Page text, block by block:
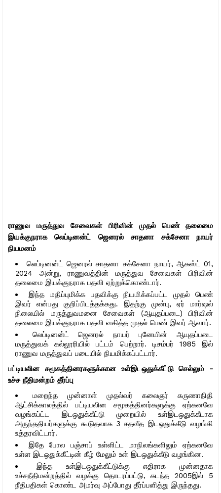
ராணுவ மருத்துவ சேவைகள் பிரிவின் முதல் பெண் தலைமை
இயக்குநராக லெப்டினன்ட் ஜெனரல் சாதனா சக்சேனா நாயர்
நியமனம்
லெப்டினன்ட் ஜெனரல் சாதனா சக்சேனா நாயர், ஆகஸ்ட் 01,
2024 அன்று, ராணுவத்தின் மருத்துவ சேவைகள் பிரிவின்
தலைமை இயக்குநராக பதவி ஏற்றுக்கொண்டார்.
இந்த மதிப்புமிக்க பதவிக்கு நியமிக்கப்பட்ட முதல் பெண்
இவர் என்பது குறிப்பிடத்தக்கது. இதற்கு முன்பு, ஏர் மார்ஷல்
நிலையில் மருத்துவமனை சேவைகள் (ஆயுதப்படை) பிரிவின்
தலைமை இயக்குநராக பதவி வகித்த முதல் பெண் இவர் ஆவார்.
லெப்டினன்ட் ஜெனரல் நாயர் புனேயின் ஆயுதப்படை
மருத்துவக் கல்லூரியில் பட்டம் பெற்றார். டிசம்பர் 1985 இல்
ராணுவ மருத்துவப் படையில் நியமிக்கப்பட்டார்.
பட்டியலின சமூகத்தினரகளுக்கான உள்இடஒதுக்கீட்டு செல்லும் -
உச்ச நீதிமன்றம் தீர்ப்பு
மறைந்த முன்னாள் முதல்வர் கலைஞர் கருணாநிதி
ஆட்சிக்காலத்தில் பட்டியலின சமூகத்தினர்களுக்கு ஏற்கனவே
வழங்கப்ட்ட இடஒதுக்கீட்டு முறையில் உள்இடஒதுக்கீடாக
அருந்ததியர்களுக்கு கூடுதலாக 3 சதவீத இடஒதுக்கீடு வழங்கி
உத்தரவிட்டார்.
இதே போல பஞ்சாப் உள்ளிட்ட மாநிலங்களிலும் ஏற்கனவே
உள்ள இடஒதுக்கீட்டின் கீழ் மேலும் உள் இடஒதுக்கீடு வழங்கின.
இந்த உள்இடஒதுக்கீட்டுக்கு எதிராக முன்னதாக
உச்சநீதிமன்றத்தில் வழக்கு தொடரப்பட்டு, கடந்த 2005இல் 5
நீதிபதிகள் கொண்ட அமர்வு அப்போது தீர்ப்பளித்து இருந்தது.